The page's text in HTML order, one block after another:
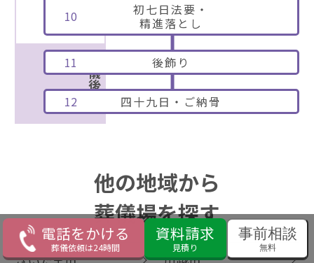
葬儀後
10
初七日法要・
精進落とし
11 後飾り
12 四十九日・ご納骨
他の地域から
葬儀場を探す
電話をかける
葬儀依頼は24時間
資料請求
見積り
事前相談
無料